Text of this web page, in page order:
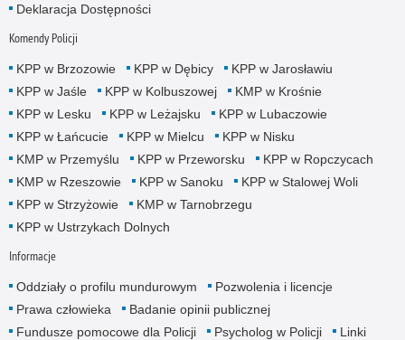
Deklaracja Dostępności
Komendy Policji
KPP w Brzozowie KPP w Dębicy
KPP w Jarosławiu
KPP w Jaśle
KPP w Kolbuszowej
KMP w Krośnie
KPP w Lesku
KPP w Leżajsku
KPP w Lubaczowie
KPP w Łańcucie
KPP w Mielcu
KPP w Nisku
KMP w Przemyślu
KPP w Przeworsku
KPP w Ropczycach
KMP w Rzeszowie
KPP w Sanoku
KPP w Stalowej Woli
KPP w Strzyżowie
KMP w Tarnobrzegu
KPP w Ustrzykach Dolnych
Informacje
Oddziały o profilu mundurowym
Pozwolenia i licencje
Prawa człowieka
Badanie opinii publicznej
Fundusze pomocowe dla Policji
Psycholog w Policji
Linki